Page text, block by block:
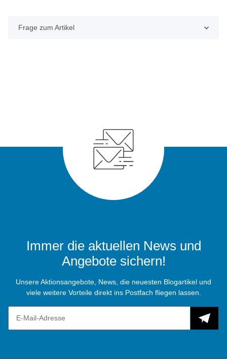
Frage zum Artikel
Immer die aktuellen News und
Angebote sichern!
Unsere Aktionsangebote, News, die neuesten Blogartikel und
viele weitere Vorteile direkt ins Postfach fliegen lassen.